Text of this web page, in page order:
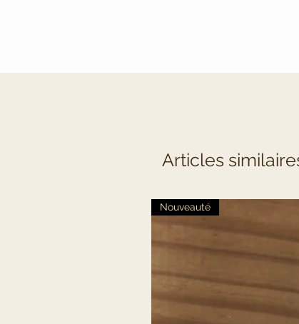
Articles
Nouveauté